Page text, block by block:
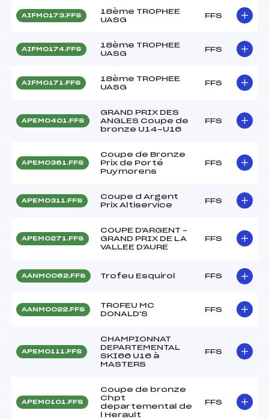
AIFM0173.FFS
18ème TROPHEE
UASG
FFS
AIFM0174.FFS
18ème TROPHEE
UASG
FFS
AIFM0171.FFS
18ème TROPHEE
UASG
FFS
APEM0401.FFS
GRAND PRIX DES
ANGLES Coupe de
bronze U14-U16
FFS
APEM0361.FFS
Coupe de Bronze
Prix de Porté
Puymorens
FFS
APEM0311.FFS
Coupe d Argent
Prix Altiservice
FFS
APEM0271.FFS
COUPE D'ARGENT –
GRAND PRIX DE LA
VALLEE D'AURE
FFS
AANM0062.FFS Trofeu Esquirol FFS
AANM0022.FFS
TROFEU MC
DONALD'S
FFS
APEM0111.FFS
CHAMPIONNAT
DEPARTEMENTAL
SKI66 U16 à
MASTERS
FFS
APEM0101.FFS
Coupe de bronze
Chpt
departemental de
l Herault
FFS